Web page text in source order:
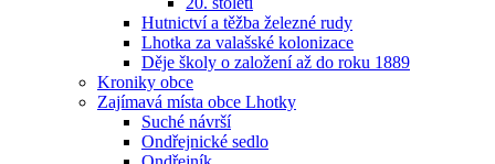
Hutnictví a těžba železné rudy
Lhotka za valašské kolonizace
Děje školy o založení až do roku 1889
Kroniky obce
Zajímavá místa obce Lhotky
Suché návrší
Ondřejnické sedlo